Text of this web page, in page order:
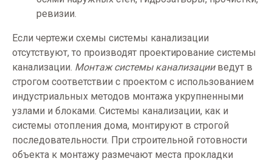
ревизии.
Если чертежи схемы системы канализации
отсутствуют, то производят проектирование системы
канализации. Монтаж системы канализацииведут в
строгом соответствии с проектом с использованием
индустриальных методов монтажа укрупненными
узлами и блоками. Системы канализации, как и
системы отопления дома, монтируют в строгой
последовательности. При строительной готовности
объекта к монтажу размечают места прокладки